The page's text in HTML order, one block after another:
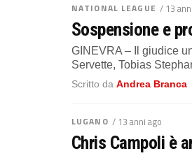
NATIONAL LEAGUE / 13
Sospensione e
GINEVRA – Il giudice
Servette, Tobias
Scritto da Andrea Branca
LUGANO / 13 anni ago
Chris Campoli è